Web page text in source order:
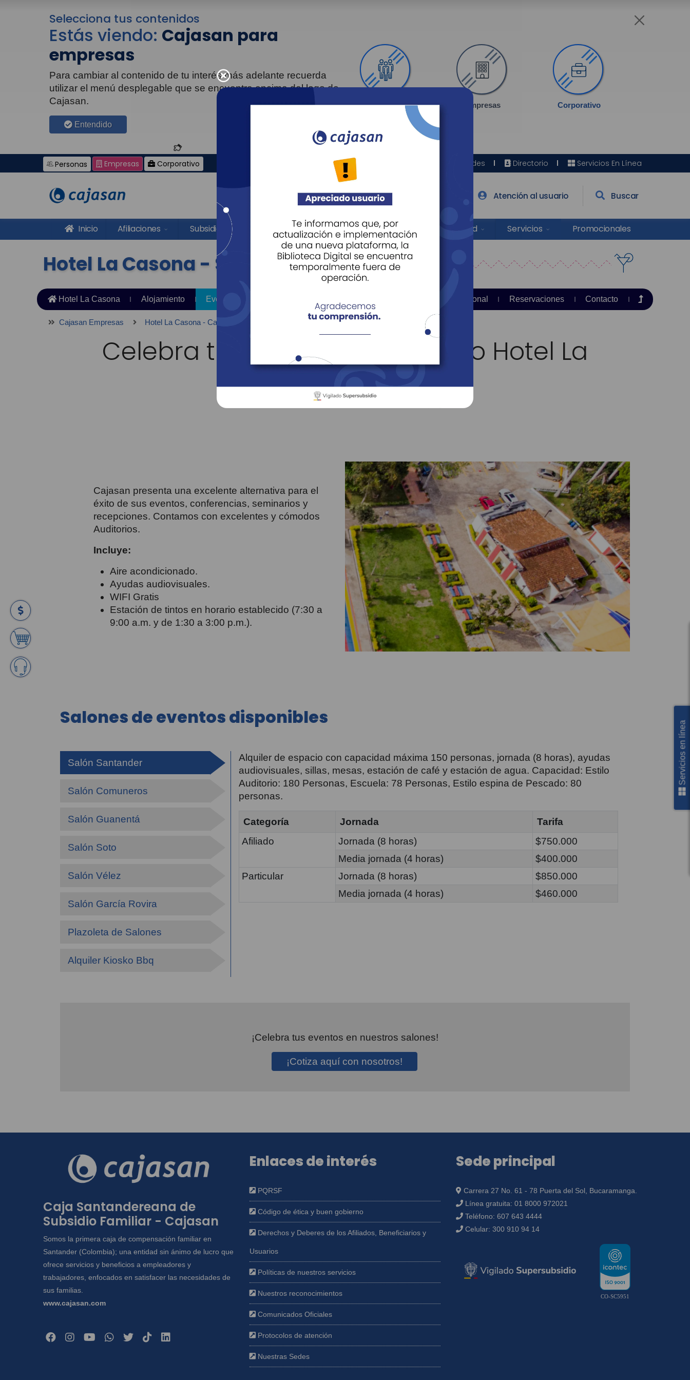
Selecciona tus contenidos
Estás viendo: Cajasan para
empresas
Para cambiar al contenido de tu interés más adelante recuerda
utilizar el menú desplegable que se encuentra encima del logo de
Cajasan.
Entendido
Personas Empresas Corporativo
Personas Empresas Corporativo Sedes Directorio Servicios En Línea
Agéndate Atención al usuario Buscar
Inicio Afiliaciones Subsidios Recreación Educación Cultura Salud Servicios Promocionales
Hotel La Casona - Salones de Eventos
Hotel La Casona Alojamiento Eventos Sede Recreacional Reservaciones Contacto
Cajasan Empresas Hotel La Casona - Campoalegre
Celebra tus eventos en nuestro Hotel La
Casona
Cajasan presenta una excelente alternativa para el
éxito de sus eventos, conferencias, seminarios y
recepciones. Contamos con excelentes y cómodos
Auditorios.
Incluye:
Aire acondicionado.
Ayudas audiovisuales.
WIFI Gratis
Estación de tintos en horario establecido (7:30 a
9:00 a.m. y de 1:30 a 3:00 p.m.).
Salones de eventos disponibles
Salón Santander
Salón Comuneros
Salón Guanentá
Salón Soto
Salón Vélez
Salón García Rovira
Plazoleta de Salones
Alquiler Kiosko Bbq
Alquiler de espacio con capacidad máxima 150 personas, jornada (8 horas), ayudas
audiovisuales, sillas, mesas, estación de café y estación de agua. Capacidad: Estilo
Auditorio: 180 Personas, Escuela: 78 Personas, Estilo espina de Pescado: 80
personas.
Categoría Jornada
Tarifa
Afiliado
Jornada (8 horas)
$750.000
Media jornada (4 horas)
$400.000
Particular
Jornada (8 horas)
$850.000
Media jornada (4 horas)
$460.000
¡Celebra tus eventos en nuestros salones!
¡Cotiza aquí con nosotros!
Caja Santandereana de
Subsidio Familiar - Cajasan
Somos la primera caja de compensación familiar en
Santander (Colombia); una entidad sin ánimo de lucro que
ofrece servicios y beneficios a empleadores y
trabajadores, enfocados en satisfacer las necesidades de
sus familias.
www.cajasan.com
Enlaces de interés
PQRSF
Código de ética y buen gobierno
Derechos y Deberes de los Afiliados, Beneficiarios y
Usuarios
Políticas de nuestros servicios
Nuestros reconocimientos
Comunicados Oficiales
Protocolos de atención
Nuestras Sedes
Sede principal
Carrera 27 No. 61 - 78 Puerta del Sol, Bucaramanga.
Línea gratuita: 01 8000 972021
Teléfono: 607 643 4444
Celular: 300 910 94 14
CO-SC5951
Servicios en línea